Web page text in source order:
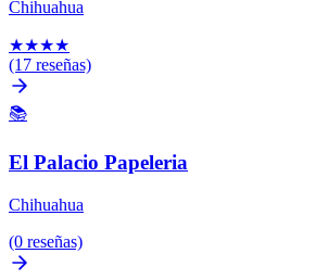
Chihuahua
★★★★
(17 reseñas)
📚
El Palacio Papeleria
Chihuahua
(0 reseñas)